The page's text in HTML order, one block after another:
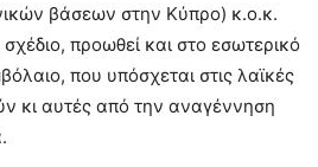
βάσεων στην Κύπρο) κ.ο.κ.
σχέδιο, προωθεί και στο εσωτερικό
που υπόσχεται στις λαϊκές
κι αυτές από την αναγέννηση